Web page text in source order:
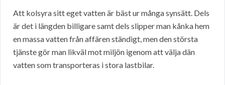
Att kolsyra sitt eget vatten är bäst ur många synsätt. Dels
är det i längden billigare samt dels slipper man kånka hem
en massa vatten från affären ständigt, men den största
tjänste gör man likväl mot miljön igenom att välja dän
vatten som transporteras i stora lastbilar.